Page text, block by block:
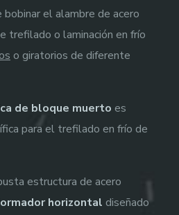
bobinar el alambre de acero
trefilado o laminación en frío
o giratorios de diferente
de bloque muerto es
para el trefilado en frío de
estructura de acero
horizontal diseñado